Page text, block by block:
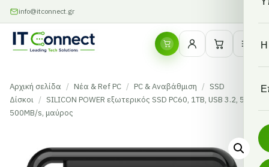
info@itconnect.gr
Η
Αρχική σελίδα / Νέα & Ref PC / PC & Αναβάθμιση / SSD
Δίσκοι / SILICON POWER εξωτερικός SSD PC60, 1TB, USB 3.2, 540-
500MB/s, μαύρος